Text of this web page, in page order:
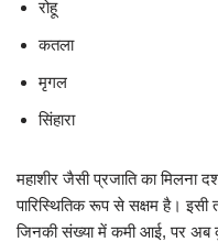
रोहू
कतला
मृगल
सिंहारा
महाशीर जैसी प्रजाति का मिलना
पारिस्थितिक रूप से सक्षम है। इसी
जिनकी संख्या में कमी आई, पर अब